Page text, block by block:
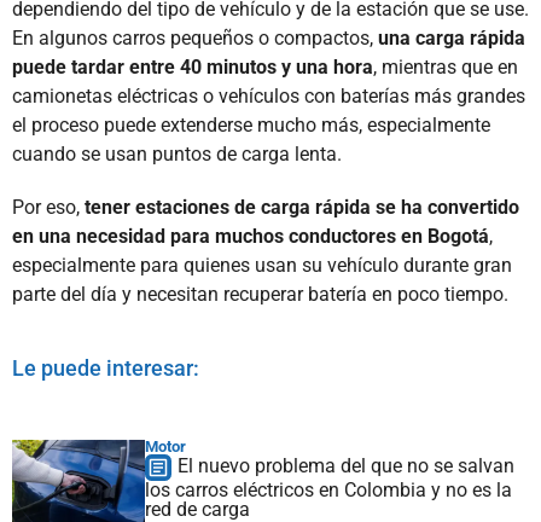
dependiendo del tipo de vehículo y de la estación que se use.
En algunos carros pequeños o compactos, una carga rápida
puede tardar entre 40 minutos y una hora, mientras que en
camionetas eléctricas o vehículos con baterías más grandes
el proceso puede extenderse mucho más, especialmente
cuando se usan puntos de carga lenta.
Por eso, tener estaciones de carga rápida se ha convertido
en una necesidad para muchos conductores en Bogotá,
especialmente para quienes usan su vehículo durante gran
parte del día y necesitan recuperar batería en poco tiempo.
Le puede interesar:
Motor
El nuevo problema del que no se salvan
los carros eléctricos en Colombia y no es la
red de carga